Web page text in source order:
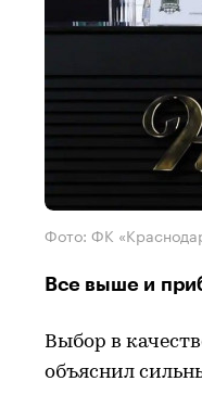
Фото: ФК
Все выше и
Выбор в
объяснил